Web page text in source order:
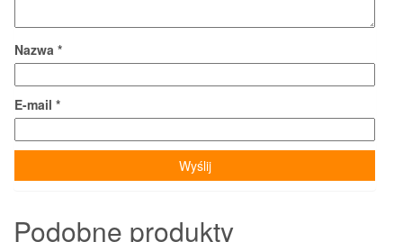
Nazwa *
E-mail *
Podobne produkty